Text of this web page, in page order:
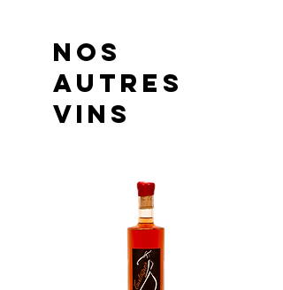
NOS
AUTRES
VINS